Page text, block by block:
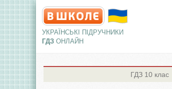
УКРАЇНСЬКІ ПІДРУЧНИКИ
ГДЗ ОНЛАЙН
ГДЗ 10 клас